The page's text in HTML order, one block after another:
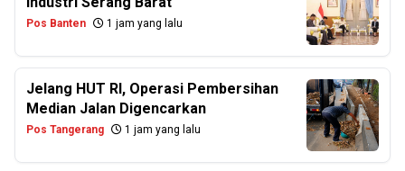
Pos Banten 1 jam yang lalu
Jelang HUT RI, Operasi Pembersihan
Median Jalan Digencarkan
Pos Tangerang 1 jam yang lalu